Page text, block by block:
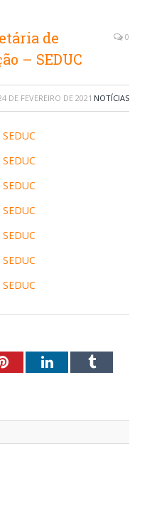
de
– SEDUC
0
DE FEVEREIRO DE 2021 NOTÍCIAS
PinterestLinkedInTumblr